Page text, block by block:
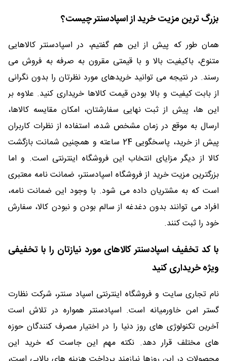
بزرگ ترین مزیت خرید از اسپادسنتر چیست؟
همان طور که پیش از این هم گفتیم، در اسپادسنتر کالاهایی
متنوع، باکیفیت بالا و با قیمتی مقرون به صرفه به فروش می
رسند. در نتیجه می توانید خریدهای مورد نظرتان را بدون نگرانی
از بابت کیفیت و بالا بودن قیمت کالاها خریداری کنید. علاوه بر
این ها، پیش از ثبت نهایی سفارشتان، امکان مقایسه کالاها،
ارسال به موقع در زمان مشخص شده، استفاده از نظرات کاربران
پیش از خرید، پاسخگویی 24 ساعته و همچنین شمانت بازگشت
کالا از دیگر مزایای انتخاب این فروشگاه اینترنتی است. و اما
بزرگترین مزیت خرید از فروشگاه اسپادسنتر، ضمانت نامه معتبری
است که به مشتریان داده می شود. با وجود این ضمانت نامه،
افراد می توانند بدون دغدغه از سالم بودن و نبودن کالا، سفارش
خود را ثبت کنند.
با کد تخفیف اسپادسنتر کالاهای مورد نیازتان را با تخفیفی
ویژه خریداری کنید
نام تجاری سایت و فروشگاه اینترنتی اسپاد سنتر، شرکت نظارت
گستر امن خاورمیانه است. اسپادسنتر همواره در تلاش است
آخرین تکنولوژی های روز دنیا را در اختیار مصرف کنندگان حوزه
های مختلف قرار دهد. نکته مهم این جاست که خرید این